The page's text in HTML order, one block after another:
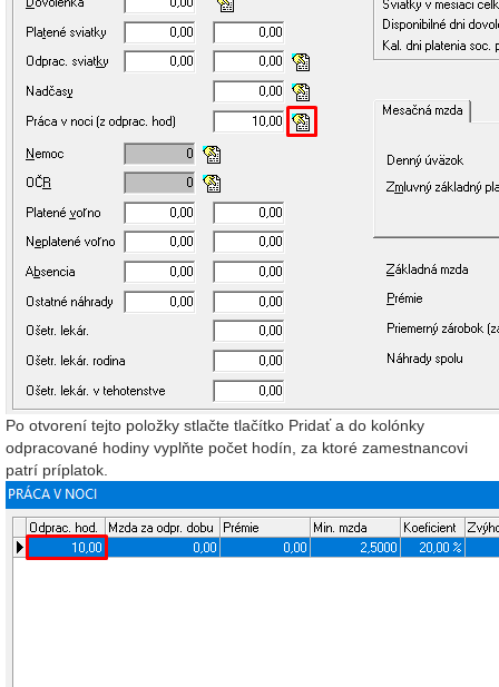
Po otvorení tejto položky stlačte tlačítko Pridať a do kolónky
odpracované hodiny vyplňte počet hodín, za ktoré zamestnancovi
patrí príplatok.